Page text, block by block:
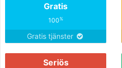
Gratis
100%
Gratis tjänster
Seriös